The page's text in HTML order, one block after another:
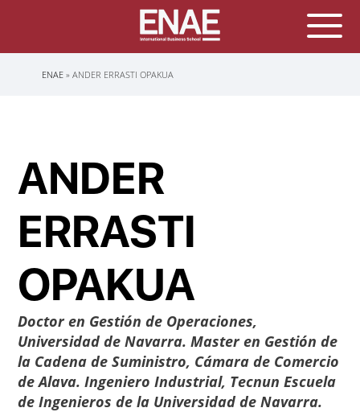
Sobrescribir
ENAE ANDER ERRASTI OPAKUA
ANDER
ERRASTI
OPAKUA
Doctor en Gestión de Operaciones,
Universidad de Navarra. Master en Gestión de
la Cadena de Suministro, Cámara de Comercio
de Alava. Ingeniero Industrial, Tecnun Escuela
de Ingenieros de la Universidad de Navarra.